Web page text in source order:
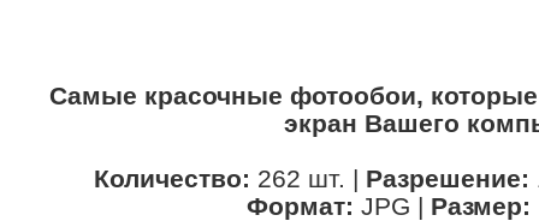
Самые красочные фотообои,
экран Вашего
Количество: 262 шт. | Разрешение:
Формат: JPG | Размер: